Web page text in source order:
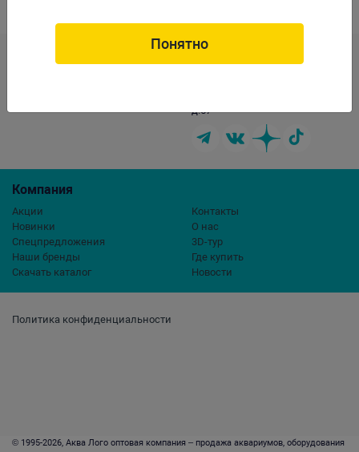
Политика конфиденциальности
Компания
Акции
Новинки
Спецпредложения
Наши бренды
Скачать каталог
Контакты
О нас
3D-тур
Где купить
Новости
д.57
© 1995-2026, Аква Лого оптовая компания – продажа аквариумов, оборудования
Понятно